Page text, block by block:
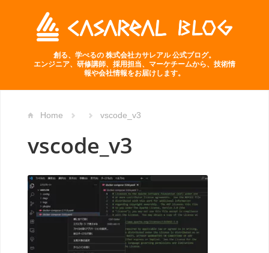
創る、学べるの 株式会社カサレアル 公式ブログ。
エンジニア、研修講師、採用担当、マーケチームから、技術情
報や会社情報をお届けします。
Home vscode_v3
vscode_v3